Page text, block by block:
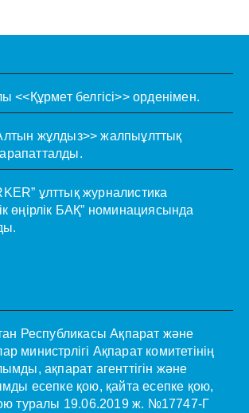
<<Құрмет белгісі>> орденімен.
жұлдыз>> жалпыұлттық
ұлттық журналистика
өңірлік БАҚ” номинациясында
Республикасы Ақпарат және
министрлігі Ақпарат комитетінің
ақпарат агенттігін және
есепке қою, қайта есепке қою,
туралы 19.06.2019 ж. №17747-Г